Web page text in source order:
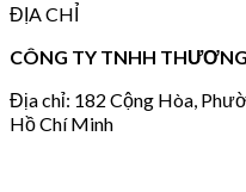
ĐỊA CHỈ
CÔNG TY TNHH
Địa chỉ: 182 Cộng Hòa,
Hồ Chí Minh